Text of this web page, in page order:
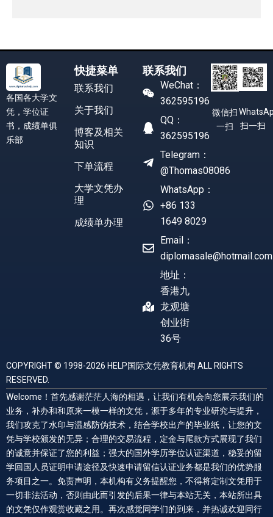
各国各大学文
凭，学位证
书，成绩单俱
乐部
快捷菜单
联系我们
关于我们
博客及相关
知识
下单流程
大学文凭办
理
成绩单办理
联系我们
WeChat：
362595196
QQ：
362595196
Telegram：
@Thomas08086
WhatsApp：
+86 133
1649 8029
Email：
diplomasale@hotmail.com
地址：
香港九
龙观塘
创业街
36号
微信扫
一扫
扫一扫
COPYRIGHT © 1998-2026 HELP国际文凭教育机构 ALL RIGHTS
RESERVED.
Welcome！首先感谢茫茫人海的相遇，让我们有机会向您展示我们的
业务，补办和和原来一模一样的文凭，源于多年的专业研究与提升，
我们攻克了水印与温感防伪技术，结合学校出产的毕业纸，让您的文
凭与学校颁发的无异；合理的交易流程，定金与尾款方式展现了我们
的诚意并保证了您的利益；强大的国外学历学位认证渠道，稳妥的留
学回国人员证明申请途径及快速申请留信认证业务都是我们的优势服
务项目之一。免责声明，本机构有义务提醒您，不得将定制文凭用于
一切非法活动，否则由此而引发的后果一律与本站无关，本站所出具
的文凭仅作观赏收藏之用。再次感觉同学们的到来，并热诚欢迎同行